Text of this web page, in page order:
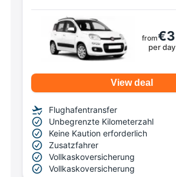
from€3
per day
View deal
Flughafentransfer
Unbegrenzte Kilometerzahl
Keine Kaution erforderlich
Zusatzfahrer
Vollkaskoversicherung
Vollkaskoversicherung